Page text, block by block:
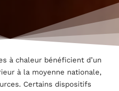
à chaleur bénéficient d’un
à la moyenne nationale,
Certains dispositifs